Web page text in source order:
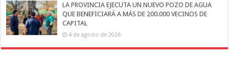
LA PROVINCIA EJECUTA UN NUEVO POZO DE AGUA
QUE BENEFICIARÁ A MÁS DE 200.000 VECINOS DE
CAPITAL
4 de agosto de 2026